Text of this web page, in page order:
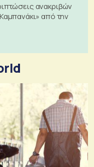
ανακριβών
από την